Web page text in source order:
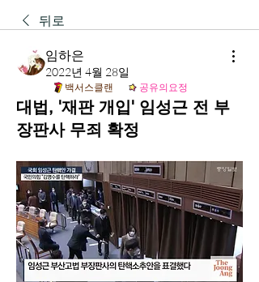
뒤로
임하은
2022년 4월 28일
백서스클랜 공유의요정
대법, '재판 개입' 임성근 전 부
장판사 무죄 확정